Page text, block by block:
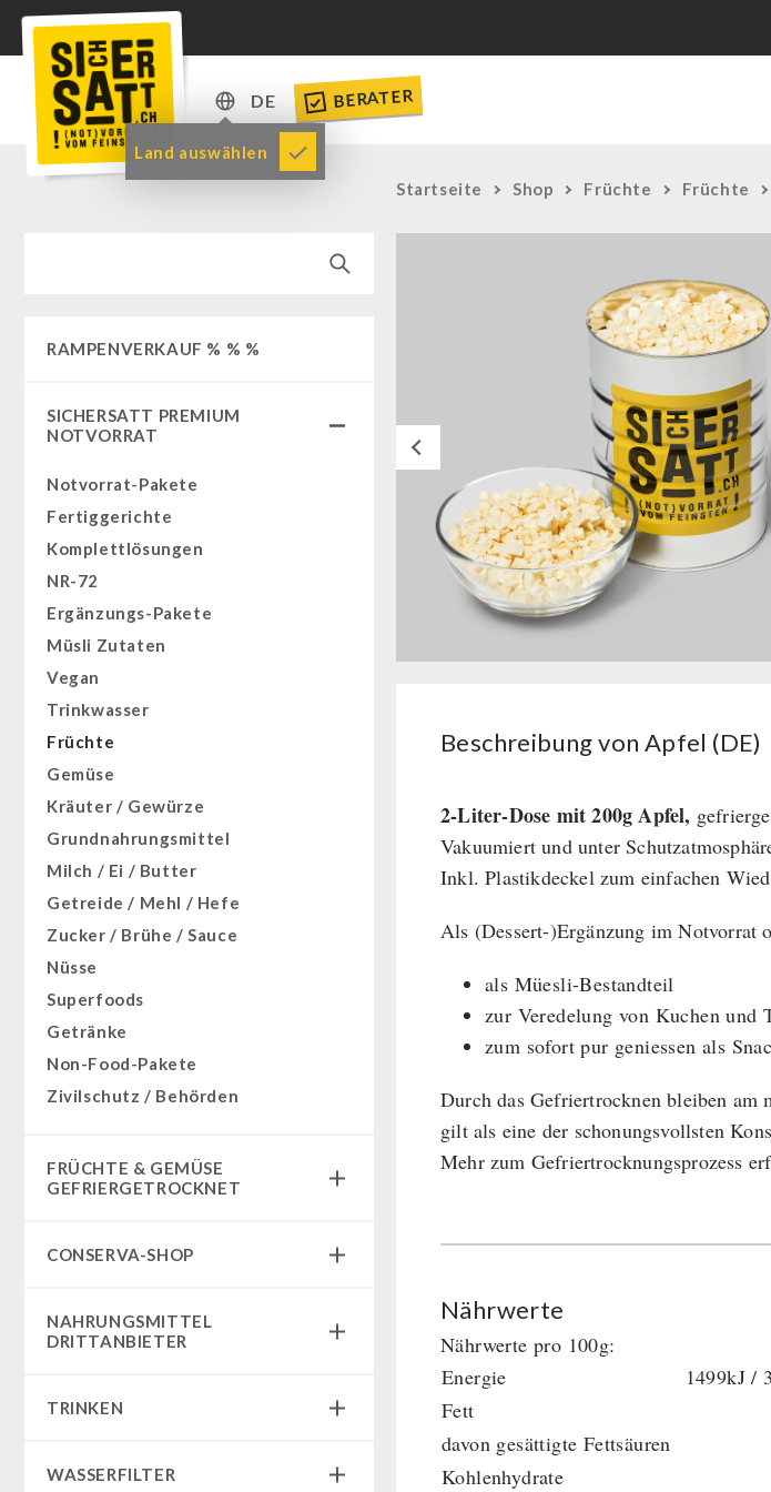
DE
DE
EN
Land auswählen
BERATER
RAMPENVERKAUF % % %
SICHERSATT PREMIUM
NOTVORRAT
Notvorrat-Pakete
Fertiggerichte
Komplettlösungen
NR-72
Ergänzungs-Pakete
Müsli Zutaten
Vegan
Trinkwasser
Früchte
Gemüse
Kräuter / Gewürze
Grundnahrungsmittel
Milch / Ei / Butter
Getreide / Mehl / Hefe
Zucker / Brühe / Sauce
Nüsse
Superfoods
Getränke
Non-Food-Pakete
Zivilschutz / Behörden
FRÜCHTE & GEMÜSE
GEFRIERGETROCKNET
SicherSatt Früchte
CONSERVA-SHOP
Instant Gerichte
CONVAR-7 Tasting Boxes
Tiernahrung
NAHRUNGSMITTEL
DRITTANBIETER
Innova Pakete
TRINKEN
WASSERFILTER
Startseite Shop Früchte Früchte
Next
Beschreibung von Apfel (DE)
2-Liter-Dose mit 200g Apfel,
Vakuumiert und unter
Inkl. Plastikdeckel zum einfachen
Als (Dessert-)Ergänzung im Notvorrat
als Müesli-Bestandteil
zur Veredelung von Kuchen und
zum sofort pur geniessen als
Durch das Gefriertrocknen bleiben am
gilt als eine der schonungsvollsten
Mehr zum Gefriertrocknungsprozess
Nährwerte
Nährwerte pro 100g:
Energie
1499kJ /
Fett
davon gesättigte Fettsäuren
Kohlenhydrate